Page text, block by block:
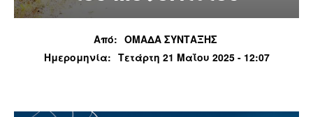
Από: ΟΜΑΔΑ ΣΥΝΤΑΞΗΣ
Ημερομηνία: Τετάρτη 21 Μαΐου 2025 - 12:07